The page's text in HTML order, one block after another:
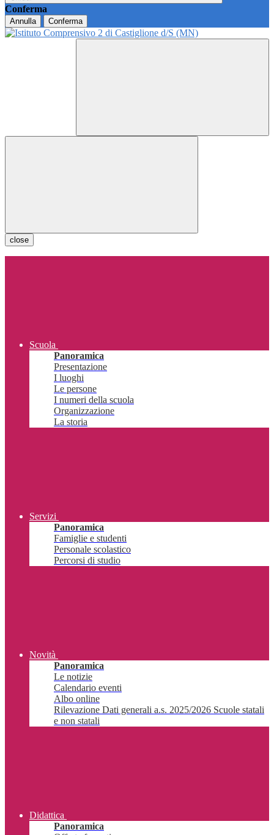
Conferma
Annulla Conferma
close
Scuola
Panoramica
Presentazione
I luoghi
Le persone
I numeri della scuola
Organizzazione
La storia
Servizi
Panoramica
Famiglie e studenti
Personale scolastico
Percorsi di studio
Novità
Panoramica
Le notizie
Calendario eventi
Albo online
Rilevazione Dati generali a.s. 2025/2026 Scuole statali
e non statali
Didattica
Panoramica